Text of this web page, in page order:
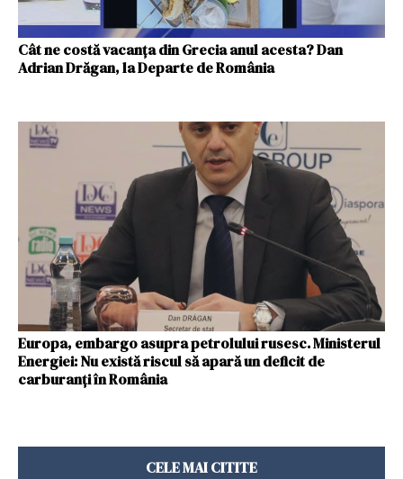
Cât ne costă vacanța din Grecia anul acesta? Dan
Adrian Drăgan, la Departe de România
Europa, embargo asupra petrolului rusesc. Ministerul
Energiei: Nu există riscul să apară un deficit de
carburanţi în România
CELE MAI CITITE